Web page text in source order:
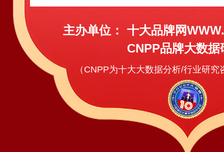
主办单位：
十大品牌网
CNPP品牌大数据
（CNPP为十大大数据分析/行业研